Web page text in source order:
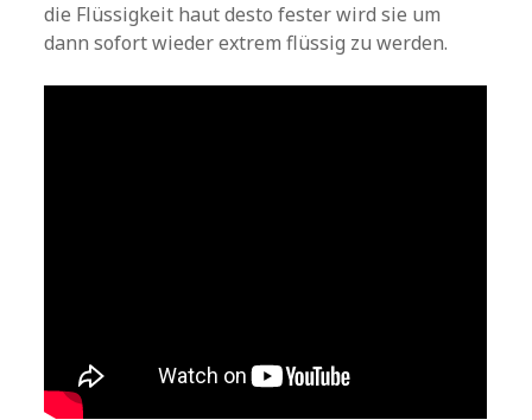
die Flüssigkeit haut desto fester wird sie um
dann sofort wieder extrem flüssig zu werden.